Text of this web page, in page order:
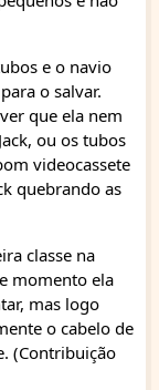
e o navio
o salvar.
que ela nem
ou os tubos
videocassete
quebrando as
classe na
momento ela
mas logo
o cabelo de
(Contribuição